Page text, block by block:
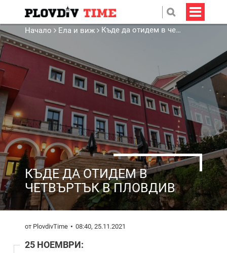
Начало Ела и виж Къде да отидем в четвъртък в Пловдив
КЪДЕ ДА ОТИДЕМ В
ЧЕТВЪРТЪК В ПЛОВДИВ
от PlovdivTime 08:40, 25.11.2021
25 НОЕМВРИ: